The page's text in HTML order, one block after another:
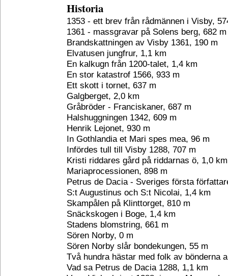
Historia
1353 - ett brev från rådmännen i Visby,
1361 - massgravar på Solens berg, 682 m
Brandskattningen av Visby 1361, 190 m
Elvatusen jungfrur, 1,1 km
En kalkugn från 1200-talet, 1,4 km
En stor katastrof 1566, 933 m
Ett skott i tornet, 637 m
Galgberget, 2,0 km
Gråbröder - Franciskaner, 687 m
Halshuggningen 1342, 609 m
Henrik Lejonet, 930 m
In Gothlandia et Mari spes mea, 96 m
Infördes tull till Visby 1288, 707 m
Kristi riddares gård på riddarnas ö, 1,0 km
Mariaprocessionen, 898 m
Petrus de Dacia - Sveriges första
S:t Augustinus och S:t Nicolai, 1,4 km
Skampålen på Klinttorget, 810 m
Snäckskogen i Boge, 1,4 km
Stadens blomstring, 661 m
Sören Norby, 0 m
Sören Norby slår bondekungen, 55 m
Två hundra hästar med folk av bönderna
Vad sa Petrus de Dacia 1288, 1,1 km